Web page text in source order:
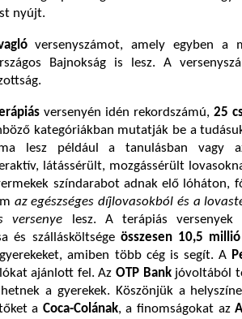
nyújt.
versenyszámot, amely egyben a
Bajnokság is lesz. A
versenyén idén rekordszámú, 25
kategóriákban mutatják be a
lesz például a tanulásban vagy
látássérült, mozgássérült
színdarabot adnak elő lóháton,
az egészséges díjlovasokból és a
versenye lesz. A terápiás versenyek
és szállásköltsége összesen 10,5
amiben több cég is segít. A
ajánlott fel. AzOTP Bankjóvoltából
a gyerekek. Köszönjük a
a Coca-Colának, a finomságokat az